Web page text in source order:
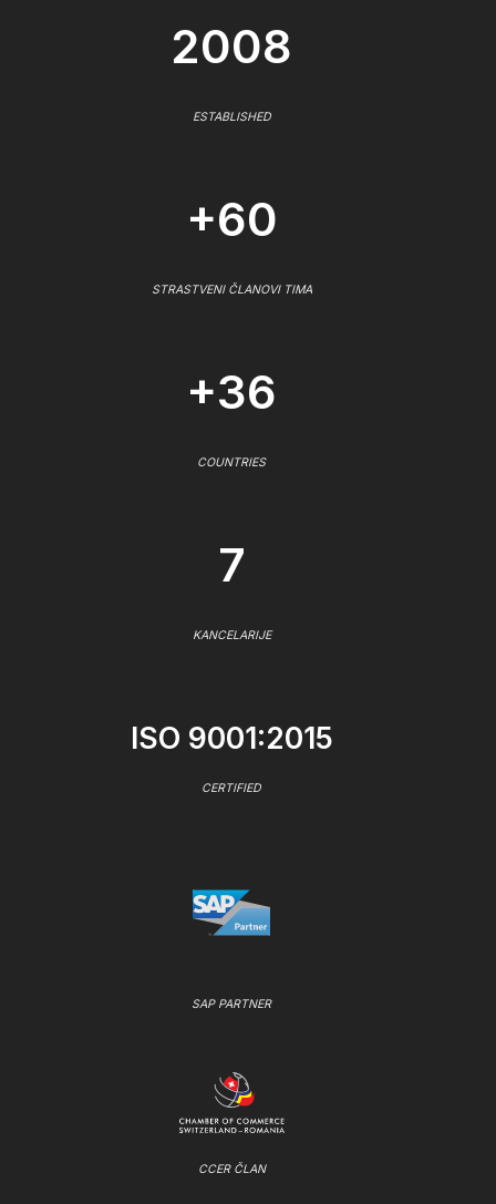
2008
ESTABLISHED
+60
STRASTVENI ČLANOVI TIMA
+36
COUNTRIES
7
KANCELARIJE
ISO 9001:2015
CERTIFIED
SAP PARTNER
CCER ČLAN